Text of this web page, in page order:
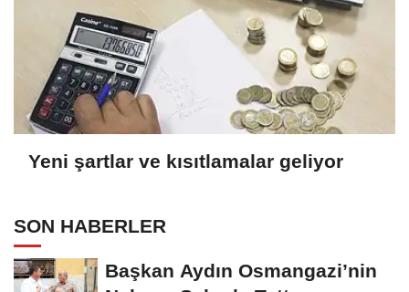
Yeni şartlar ve kısıtlamalar geliyor
SON HABERLER
Başkan Aydın Osmangazi’nin